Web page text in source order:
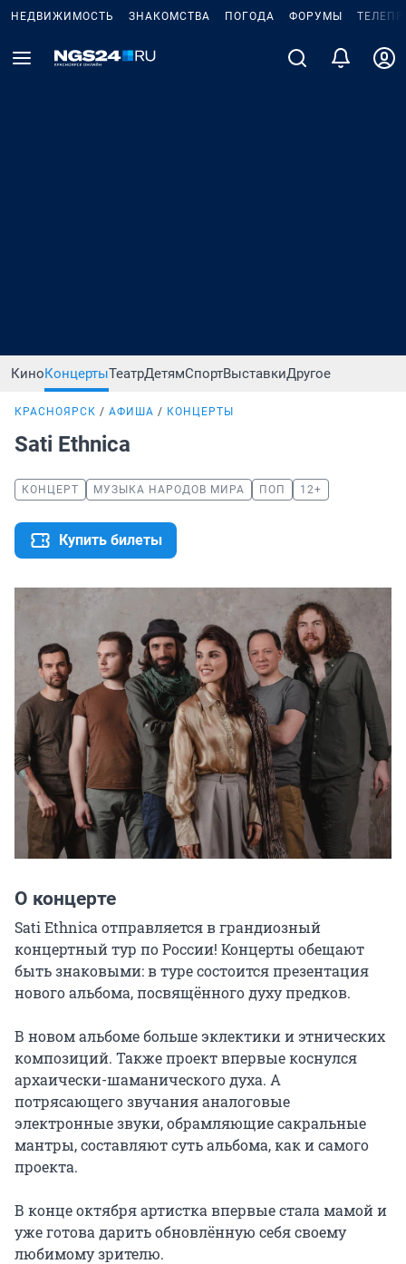
НЕДВИЖИМОСТЬ ЗНАКОМСТВА ПОГОДА ФОРУМЫ
КиноКонцертыТеатрДетямСпортВыставкиДругое
КРАСНОЯРСК АФИША КОНЦЕРТЫ
Sati Ethnica
КОНЦЕРТ МУЗЫКА НАРОДОВ МИРА ПОП 12+
Купить билеты
О концерте
Sati Ethnica отправляется в грандиозный
концертный тур по России! Концерты обещают
быть знаковыми: в туре состоится презентация
нового альбома, посвящённого духу предков.
В новом альбоме больше эклектики и этнических
композиций. Также проект впервые коснулся
архаически-шаманического духа. А
потрясающего звучания аналоговые
электронные звуки, обрамляющие сакральные
мантры, составляют суть альбома, как и самого
проекта.
В конце октября артистка впервые стала мамой и
уже готова дарить обновлённую себя своему
любимому зрителю.